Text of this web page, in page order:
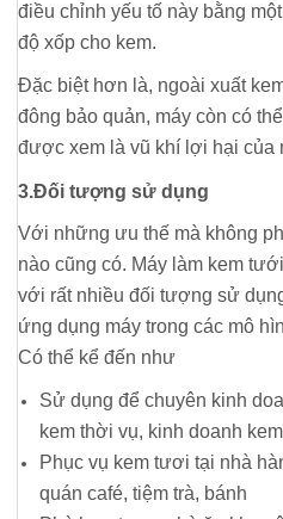
điều chỉnh yếu tố này bằng
độ xốp cho kem.
Đặc biệt hơn là, ngoài xuất
đông bảo quản, máy còn có
được xem là vũ khí lợi hại của
3.Đối tượng sử dụng
Với những ưu thế mà không
nào cũng có. Máy làm kem
với rất nhiều đối tượng sử
ứng dụng máy trong các mô
Có thể kể đến như
Sử dụng để chuyên kinh
kem thời vụ, kinh doanh
Phục vụ kem tươi tại nhà
quán café, tiệm trà, bánh